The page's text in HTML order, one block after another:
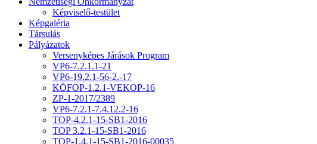
Képviselő-testület
Képgaléria
Társulás
Pályázatok
Versenyképes Járások Program
VP6-7.2.1.1-21
VP6-19.2.1-56-2.-17
KÖFOP-1.2.1-VEKOP-16
ZP-1-2017/2389
VP6-7.2.1-7.4.12.2-16
TOP-4.2.1-15-SB1-2016
TOP 3.2.1-15-SB1-2016
TOP-1.4.1-15-SB1-2016-00035